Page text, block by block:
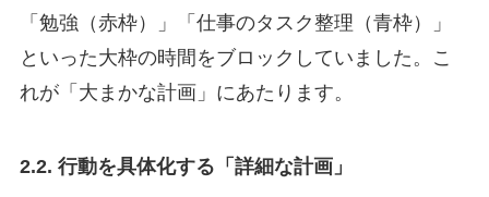
「勉強（赤枠）」「仕事のタスク整理（青枠）」
といった大枠の時間をブロックしていました。こ
れが「大まかな計画」にあたります。
2.2. 行動を具体化する「詳細な計画」